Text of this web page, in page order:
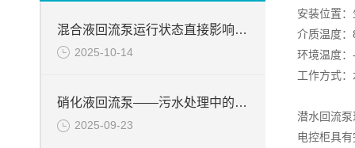
混合液回流泵运行状态直接影响整个工艺流程的稳定性与效率
2025-10-14
硝化液回流泵——污水处理中的关键角色
2025-09-23
安装位置
介质温度
环境温度
工作方式
潜水回流
电控柜具